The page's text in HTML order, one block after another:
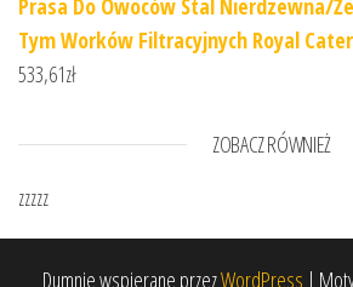
Tym Worków Filtracyjnych Royal
533,61zł
ZOBACZ RÓWNIEŻ
zzzzz
Dumnie wspierane przezWordPress |